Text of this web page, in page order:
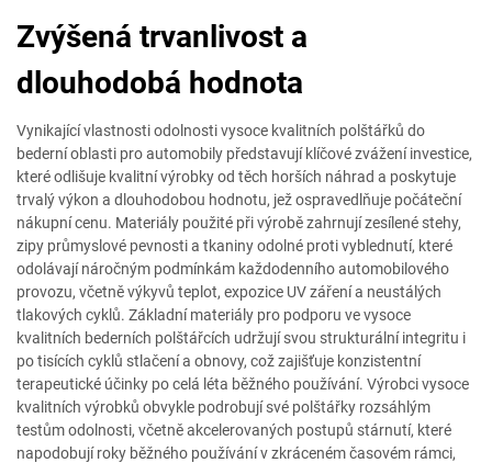
Zvýšená trvanlivost a
dlouhodobá hodnota
Vynikající vlastnosti odolnosti vysoce kvalitních polštářků do
bederní oblasti pro automobily představují klíčové zvážení investice,
které odlišuje kvalitní výrobky od těch horších náhrad a poskytuje
trvalý výkon a dlouhodobou hodnotu, jež ospravedlňuje počáteční
nákupní cenu. Materiály použité při výrobě zahrnují zesílené stehy,
zipy průmyslové pevnosti a tkaniny odolné proti vyblednutí, které
odolávají náročným podmínkám každodenního automobilového
provozu, včetně výkyvů teplot, expozice UV záření a neustálých
tlakových cyklů. Základní materiály pro podporu ve vysoce
kvalitních bederních polštářcích udržují svou strukturální integritu i
po tisících cyklů stlačení a obnovy, což zajišťuje konzistentní
terapeutické účinky po celá léta běžného používání. Výrobci vysoce
kvalitních výrobků obvykle podrobují své polštářky rozsáhlým
testům odolnosti, včetně akcelerovaných postupů stárnutí, které
napodobují roky běžného používání v zkráceném časovém rámci,